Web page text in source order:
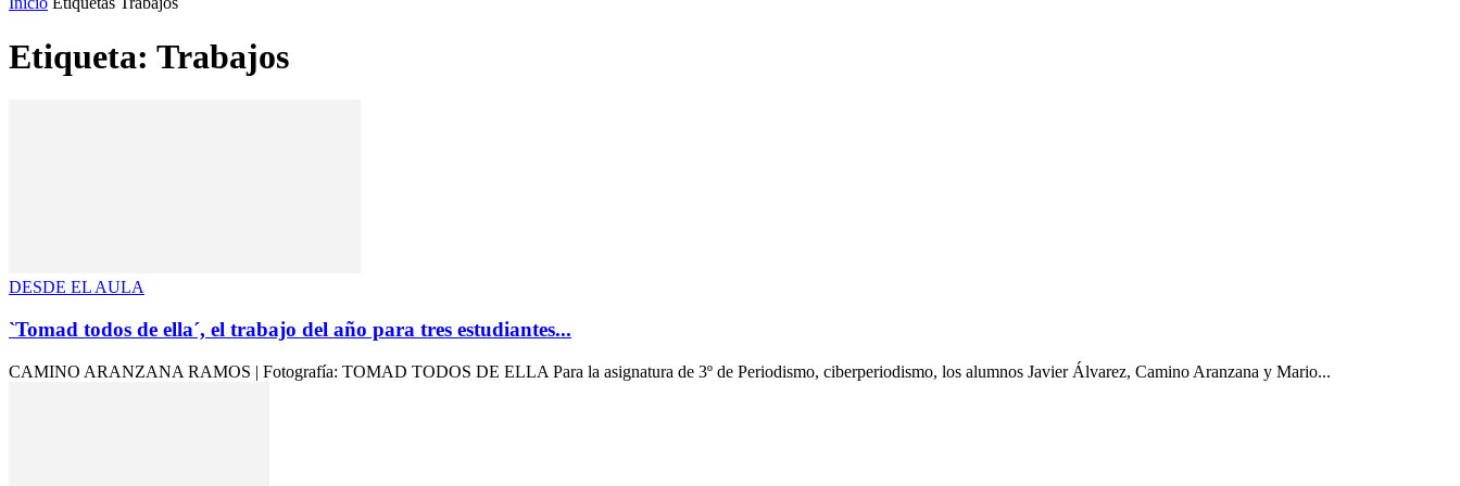
Etiqueta: Trabajos
DESDE EL AULA
`Tomad todos de ella´, el trabajo del año para tres estudiantes...
CAMINO ARANZANA RAMOS | Fotografía: TOMAD TODOS DE ELLA Para la asignatura de 3º de Periodismo, ciberperiodismo, los alumnos Javier Álvarez, Camino Aranzana y Mario...